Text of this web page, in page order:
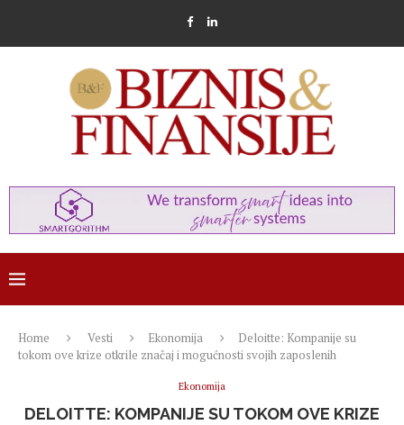
Home Vesti Ekonomija
Deloitte: Kompanije su
tokom ove krize otkrile značaj i mogućnosti svojih zaposlenih
Ekonomija
DELOITTE: KOMPANIJE SU TOKOM OVE KRIZE